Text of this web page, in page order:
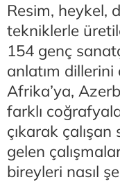
Resim, heykel,
tekniklerle
154 genç
anlatım
Afrika’ya,
farklı
çıkarak
gelen
bireyleri nasıl